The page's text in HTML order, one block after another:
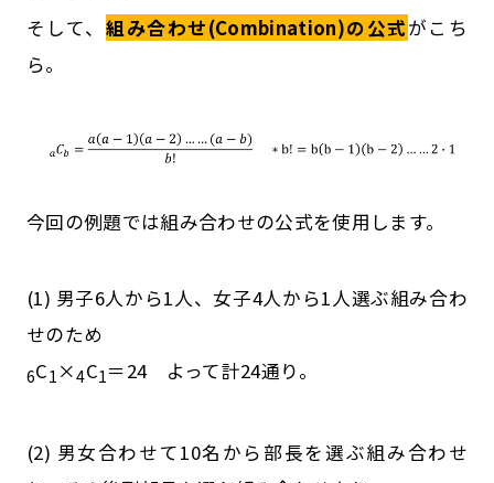
そして、 組み合わせ(Combination)の公式がこち
ら。
今回の例題では組み合わせの公式を使用します。
(1) 男子6人から1人、女子4人から1人選ぶ組み合わ
せのため
6C1 ×4C1＝24 よって計24通り。
(2) 男女合わせて10名から部長を選ぶ組み合わせ